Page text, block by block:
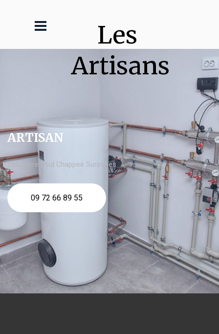
Les
Artisans
ARTISAN
chaudière fioul Chappee Suresnes
09 72 66 89 55